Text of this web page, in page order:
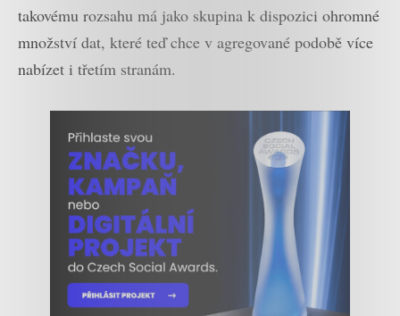
takovému rozsahu má jako skupina k dispozici ohromné
množství dat, které teď chce v agregované podobě více
nabízet i třetím stranám.